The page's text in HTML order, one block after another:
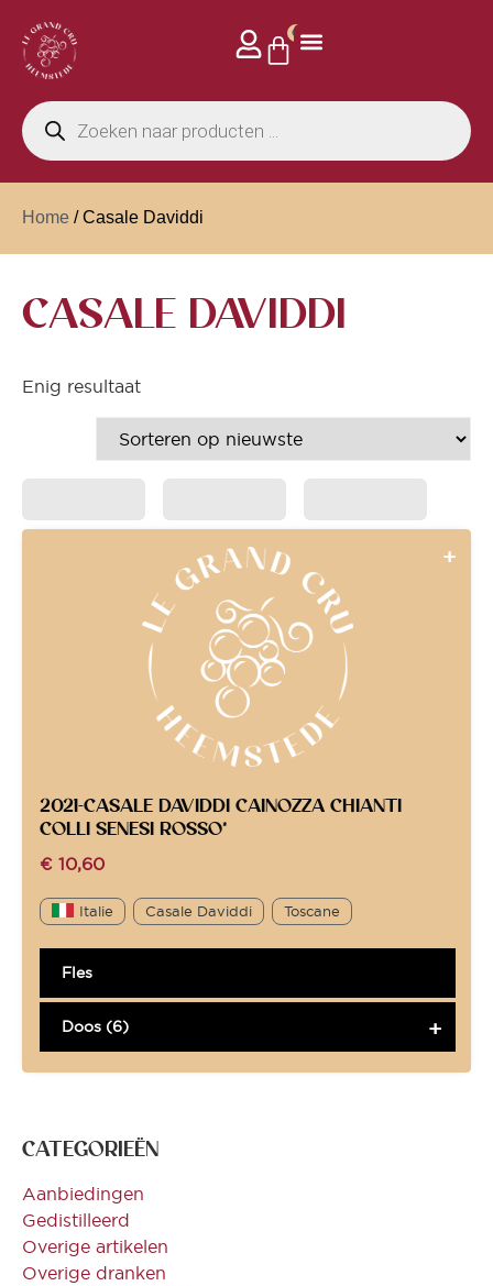
0
Home / Casale Daviddi
CASALE DAVIDDI
CATEGORIEËN
Aanbiedingen
Gedistilleerd
Overige artikelen
Overige dranken
Enig resultaat
2021-CASALE DAVIDDI CAINOZZA CHIANTI
COLLI SENESI ROSSO*
€ 10,60
Italie Casale Daviddi Toscane
Fles
Doos (6)